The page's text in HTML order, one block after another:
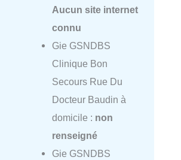
Aucun site internet
connu
Gie GSNDBS
Clinique Bon
Secours Rue Du
Docteur Baudin à
domicile : non
renseigné
Gie GSNDBS